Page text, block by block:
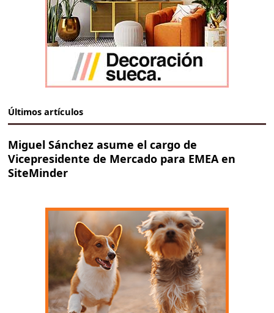
Últimos artículos
Miguel Sánchez asume el cargo de
Vicepresidente de Mercado para EMEA en
SiteMinder